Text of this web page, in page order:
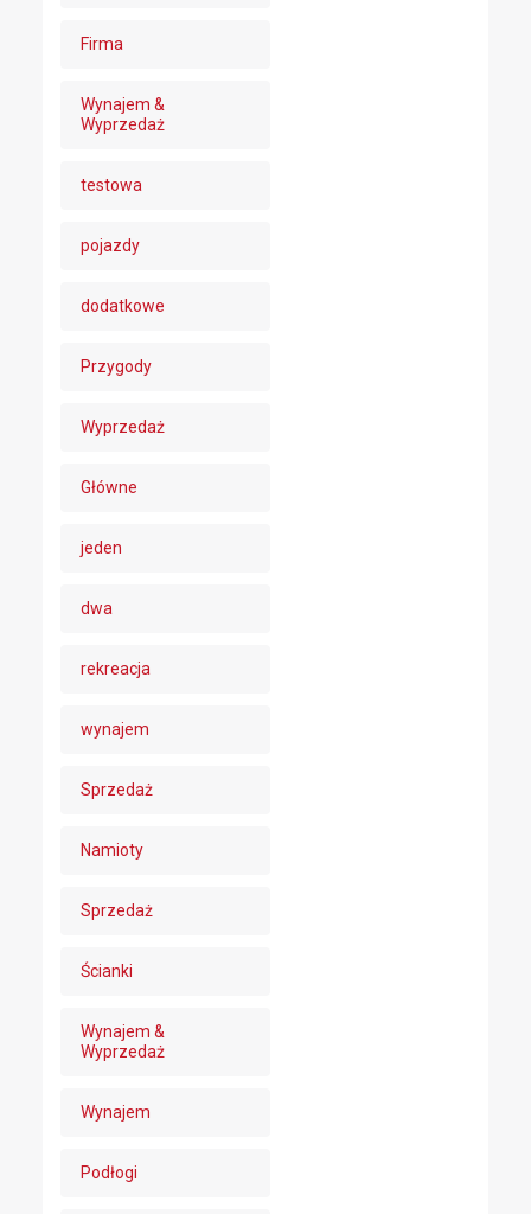
Firma
Wynajem &
Wyprzedaż
testowa
pojazdy
dodatkowe
Przygody
Wyprzedaż
Główne
jeden
dwa
rekreacja
wynajem
Sprzedaż
Namioty
Sprzedaż
Ścianki
Wynajem &
Wyprzedaż
Wynajem
Podłogi